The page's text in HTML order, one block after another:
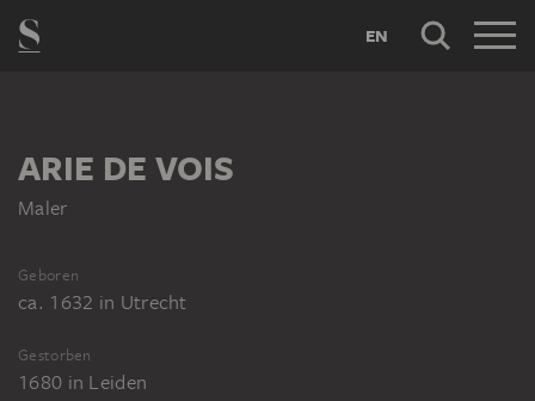
EN
ARIE DE VOIS
Maler
Geboren
ca. 1632 in Utrecht
Gestorben
1680 in Leiden